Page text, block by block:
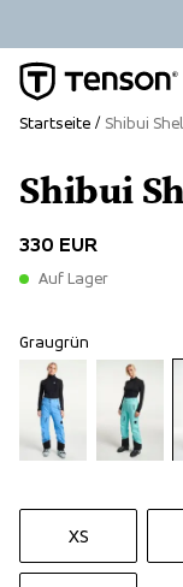
Shibui
330 EUR
Auf Lager
Graugrün
XS
Startseite Shibui